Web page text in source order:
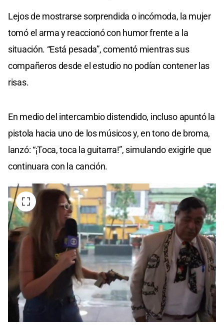
Lejos de mostrarse sorprendida o incómoda, la mujer
tomó el arma y reaccionó con humor frente a la
situación. “Está pesada”, comentó mientras sus
compañeros desde el estudio no podían contener las
risas.
En medio del intercambio distendido, incluso apuntó la
pistola hacia uno de los músicos y, en tono de broma,
lanzó: “¡Toca, toca la guitarra!”, simulando exigirle que
continuara con la canción.